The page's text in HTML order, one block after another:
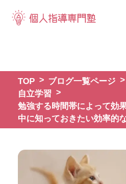
TOP ブログ一覧ページ
自立学習
勉強する時間帯によって効
中に知っておきたい効率的